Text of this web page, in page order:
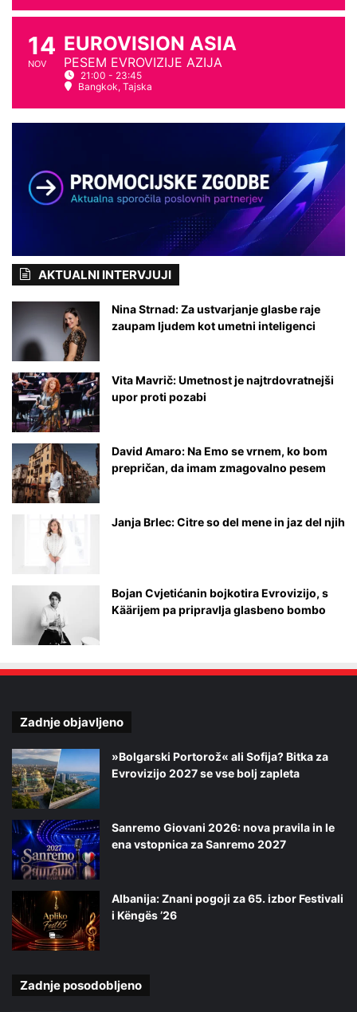
14
NOV
EUROVISION ASIA
PESEM EVROVIZIJE AZIJA
21:00 - 23:45
Bangkok, Tajska
AKTUALNI INTERVJUJI
Nina Strnad: Za ustvarjanje glasbe raje
zaupam ljudem kot umetni inteligenci
Vita Mavrič: Umetnost je najtrdovratnejši
upor proti pozabi
David Amaro: Na Emo se vrnem, ko bom
prepričan, da imam zmagovalno pesem
Janja Brlec: Citre so del mene in jaz del njih
Bojan Cvjetićanin bojkotira Evrovizijo, s
Käärijem pa pripravlja glasbeno bombo
Zadnje objavljeno
»Bolgarski Portorož« ali Sofija? Bitka za
Evrovizijo 2027 se vse bolj zapleta
Sanremo Giovani 2026: nova pravila in le
ena vstopnica za Sanremo 2027
Albanija: Znani pogoji za 65. izbor Festivali
i Këngës ’26
Zadnje posodobljeno